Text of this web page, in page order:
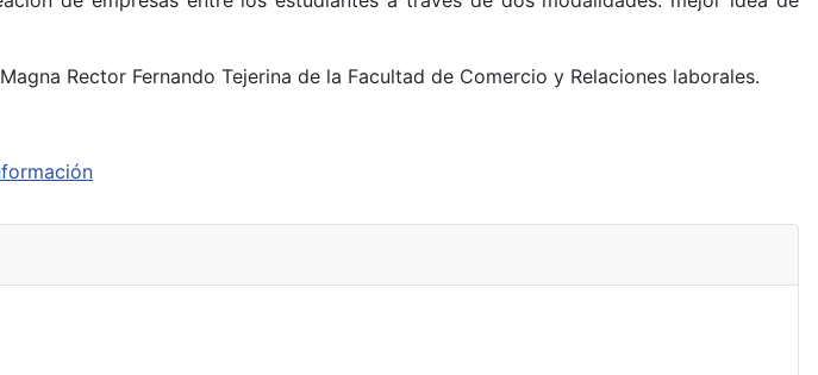
Rector Fernando Tejerina de la Facultad de Comercio y Relaciones laborales.